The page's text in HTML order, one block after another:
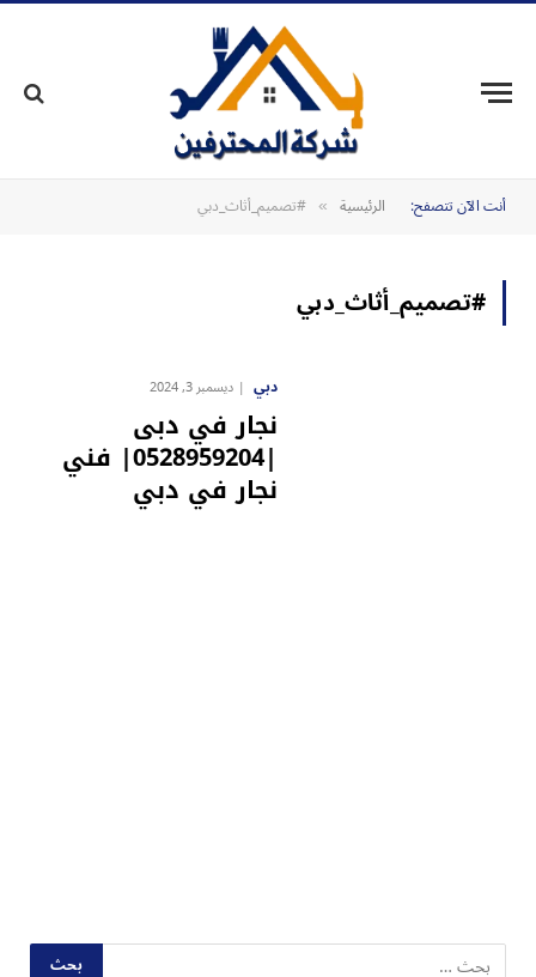
أنت الآن تتصفح: الرئيسية » #تصميم_أثاث_دبي
#تصميم_أثاث_دبي
دبي ديسمبر 3, 2024
نجار في دبى
|0528959204| فني
نجار في دبي